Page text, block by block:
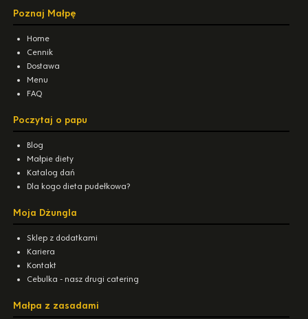
Poznaj Małpę
Home
Cennik
Dostawa
Menu
FAQ
Poczytaj o papu
Blog
Małpie diety
Katalog dań
Dla kogo dieta pudełkowa?
Moja Dżungla
Sklep z dodatkami
Kariera
Kontakt
Cebulka - nasz drugi catering
Małpa z zasadami